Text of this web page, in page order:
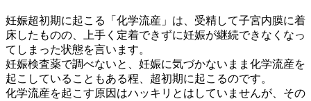
妊娠超初期に起こる「化学流産」は、受精して子宮内膜に着
床したものの、上手く定着できずに妊娠が継続できなくなっ
てしまった状態を言います。
妊娠検査薬で調べないと、妊娠に気づかないまま化学流産を
起こしていることもある程、超初期に起こるのです。
化学流産を起こす原因はハッキリとはしていませんが、その